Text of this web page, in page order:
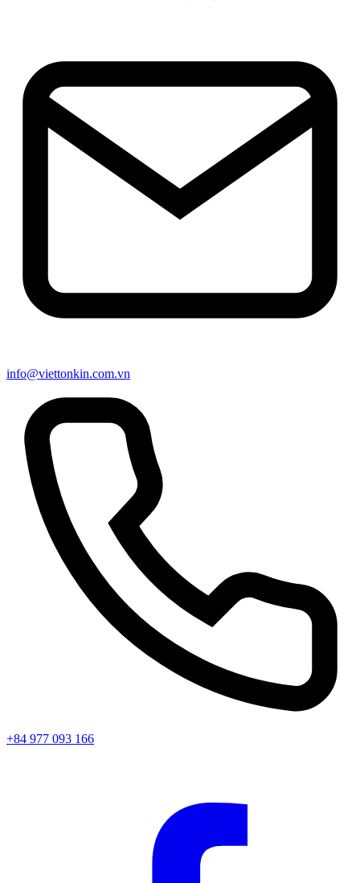
info@viettonkin.com.vn
+84 977 093 166